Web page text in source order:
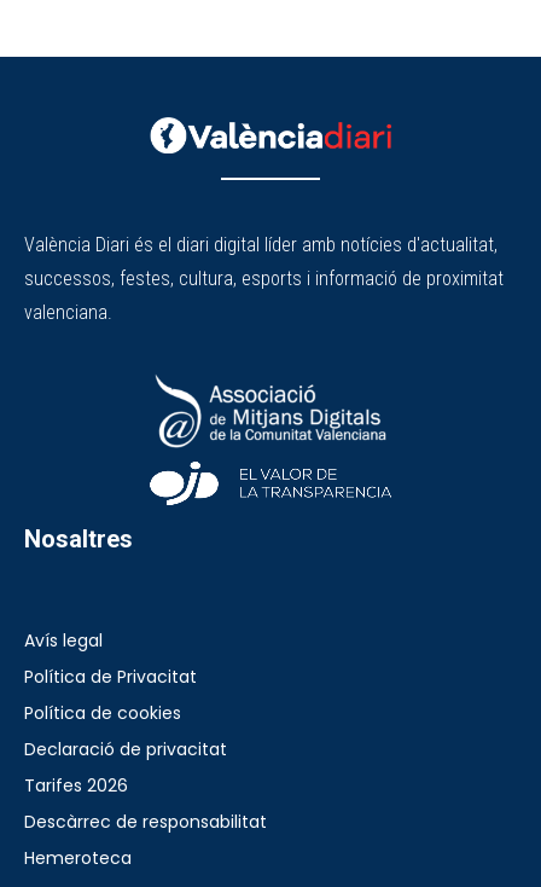
València Diari és el diari digital líder amb notícies d'actualitat,
successos, festes, cultura, esports i informació de proximitat
valenciana.
Nosaltres
Avís legal
Política de Privacitat
Política de cookies
Declaració de privacitat
Tarifes 2026
Descàrrec de responsabilitat
Hemeroteca